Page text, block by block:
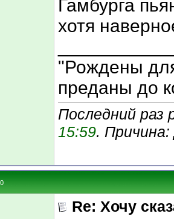
Гамбурга
хотя
"Рождены
преданы до
Последний раз
15:59.
Re: Хочу